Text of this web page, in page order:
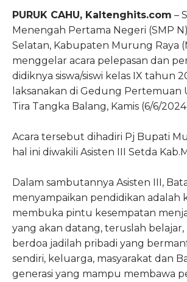
PURUK CAHU, Kaltenghits.com –
Menengah Pertama Negeri (SMP
Selatan, Kabupaten Murung Raya
menggelar acara pelepasan dan
didiknya siswa/siswi kelas IX tahun
laksanakan di Gedung Pertemuan
Tira Tangka Balang, Kamis (6/6/
Acara tersebut dihadiri Pj Bupati
hal ini diwakili Asisten III Setda
Dalam sambutannya Asisten III,
menyampaikan pendidikan adalah
membuka pintu kesempatan
yang akan datang, teruslah belajar,
berdoa jadilah pribadi yang
sendiri, keluarga, masyarakat dan
generasi yang mampu membawa